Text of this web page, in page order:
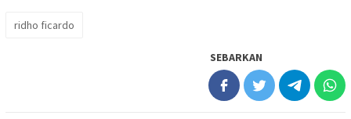
ridho ficardo
SEBARKAN